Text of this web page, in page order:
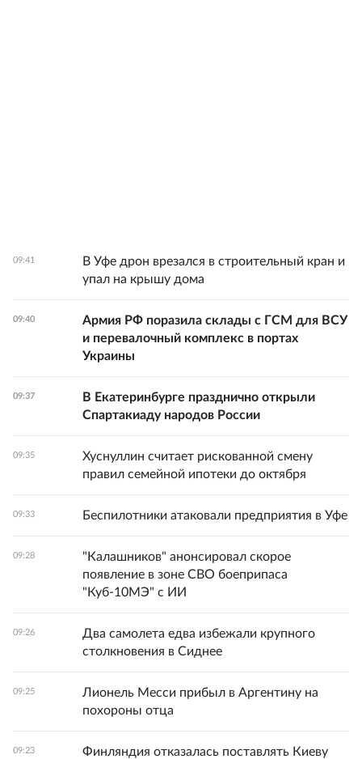
09:41
В Уфе дрон врезался в строительный кран и
упал на крышу дома
09:40
Армия РФ поразила склады с ГСМ для ВСУ
и перевалочный комплекс в портах
Украины
09:37
В Екатеринбурге празднично открыли
Спартакиаду народов России
09:35
Хуснуллин считает рискованной смену
правил семейной ипотеки до октября
09:33 Беспилотники атаковали предприятия в Уфе
09:28
"Калашников" анонсировал скорое
появление в зоне СВО боеприпаса
"Куб-10МЭ" с ИИ
09:26
Два самолета едва избежали крупного
столкновения в Сиднее
09:25
Лионель Месси прибыл в Аргентину на
похороны отца
09:23
Финляндия отказалась поставлять Киеву